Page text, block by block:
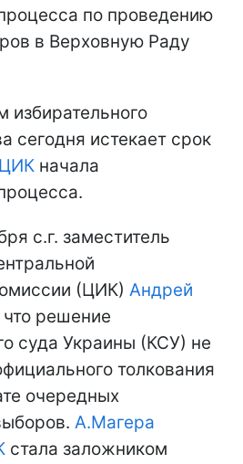
по проведению
в Верховную Раду
избирательного
сегодня истекает срок
ЦИК начала
с.г. заместитель
(ЦИК) Андрей
что решение
суда Украины (КСУ) не
толкования
очередных
А.Магера
стала заложником